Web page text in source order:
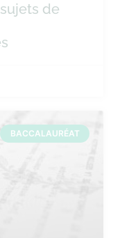
de
BACCALAURÉAT